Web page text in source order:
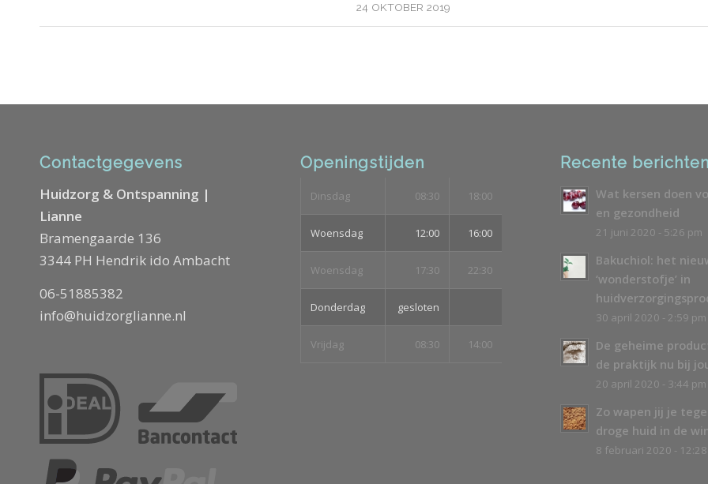
24 OKTOBER 2019
Contactgegevens
Huidzorg & Ontspanning |
Lianne
Bramengaarde 136
3344 PH Hendrik ido Ambacht
06-51885382
info@huidzorglianne.nl
Openingstijden
Dinsdag 08:30 18:00
Woensdag 12:00 16:00
Woensdag 17:30 22:30
Donderdag gesloten
Vrijdag 08:30 14:00
Recente berichten
Wat kersen doen
en gezondheid
21 juni 2020 - 5:26 pm
Bakuchiol: het
‘wonderstofje’ in
30 april 2020 - 2:59 pm
De geheime
de praktijk nu bij
20 april 2020 - 3:44 pm
Zo wapen jij je
droge huid in de
8 februari 2020 -